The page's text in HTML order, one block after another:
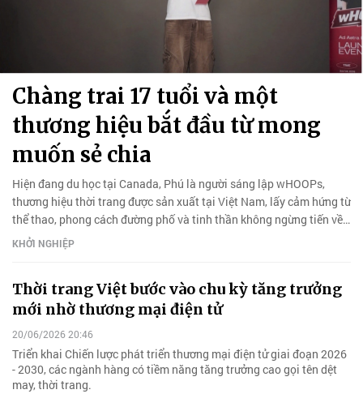
Chàng trai 17 tuổi và một
thương hiệu bắt đầu từ mong
muốn sẻ chia
Hiện đang du học tại Canada, Phú là người sáng lập wHOOPs,
thương hiệu thời trang được sản xuất tại Việt Nam, lấy cảm hứng từ
thể thao, phong cách đường phố và tinh thần không ngừng tiến về
phía trước.
KHỞI NGHIỆP
Thời trang Việt bước vào chu kỳ tăng trưởng
mới nhờ thương mại điện tử
20/06/2026 20:46
Triển khai Chiến lược phát triển thương mại điện tử giai đoạn 2026
- 2030, các ngành hàng có tiềm năng tăng trưởng cao gọi tên dệt
may, thời trang.